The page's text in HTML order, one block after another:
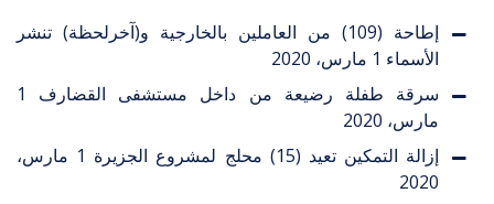
إطاحة (109) من العاملين بالخارجية و(آخرلحظة) تنشر
الأسماء 1 مارس، 2020
سرقة طفلة رضيعة من داخل مستشفى القضارف
1
مارس، 2020
إزالة التمكين تعيد (15) محلج لمشروع الجزيرة
1 مارس،
2020